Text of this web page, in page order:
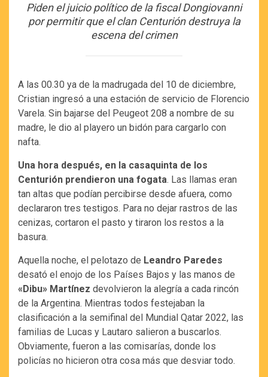
Piden el juicio político de la fiscal Dongiovanni
por permitir que el clan Centurión destruya la
escena del crimen
A las 00.30 ya de la madrugada del 10 de diciembre,
Cristian ingresó a una estación de servicio de Florencio
Varela. Sin bajarse del Peugeot 208 a nombre de su
madre, le dio al playero un bidón para cargarlo con
nafta.
Una hora después, en la casaquinta de los
Centurión prendieron una fogata. Las llamas eran
tan altas que podían percibirse desde afuera, como
declararon tres testigos. Para no dejar rastros de las
cenizas, cortaron el pasto y tiraron los restos a la
basura.
Aquella noche, el pelotazo de Leandro Paredes
desató el enojo de los Países Bajos y las manos de
«Dibu» Martínez devolvieron la alegría a cada rincón
de la Argentina. Mientras todos festejaban la
clasificación a la semifinal del Mundial Qatar 2022, las
familias de Lucas y Lautaro salieron a buscarlos.
Obviamente, fueron a las comisarías, donde los
policías no hicieron otra cosa más que desviar todo.